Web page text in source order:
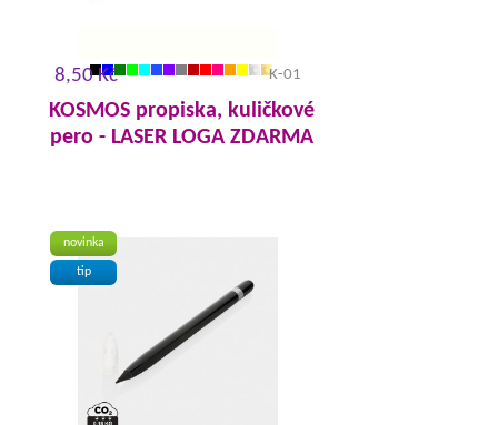
8,50 Kč K-01
KOSMOS propiska, kuličkové
pero - LASER LOGA ZDARMA
novinka
tip